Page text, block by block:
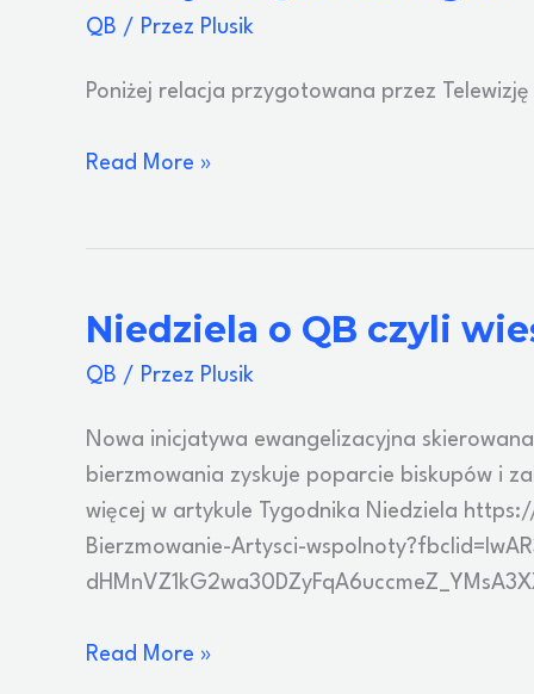
QB / Przez Plusik
Poniżej relacja przygotowana przez Telewizję
Relacja
Read More »
Niedziela o QB czyli
QB / Przez Plusik
Nowa inicjatywa ewangelizacyjna
bierzmowania zyskuje poparcie biskupów i
więcej w artykule Tygodnika Niedziela
Bierzmowanie-Artysci-
Niedziela
Read More »